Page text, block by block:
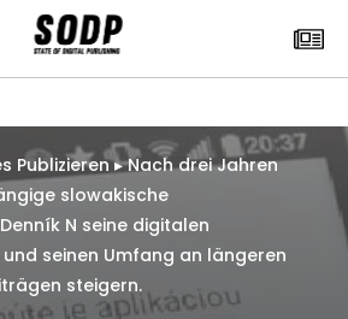
Publizieren▸Nach drei Jahren
slowakische
N seine digitalen
seinen Umfang an längeren
steigern.